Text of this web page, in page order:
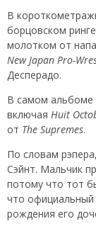
В
борцовском
молотком от
New Japan Pro-
Десперадо.
В самом альбоме
включая Huit
от The Supremes.
По словам
Сэйнт. Мальчик
потому что тот
что официальный
рождения его